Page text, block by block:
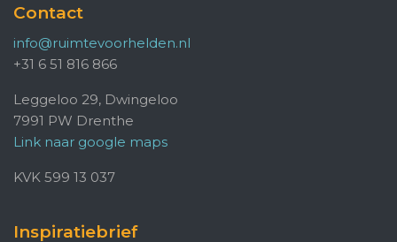
Contact
info@ruimtevoorhelden.nl
+31 6 51 816 866
Leggeloo 29, Dwingeloo
7991 PW Drenthe
Link naar google maps
KVK 599 13 037
Inspiratiebrief